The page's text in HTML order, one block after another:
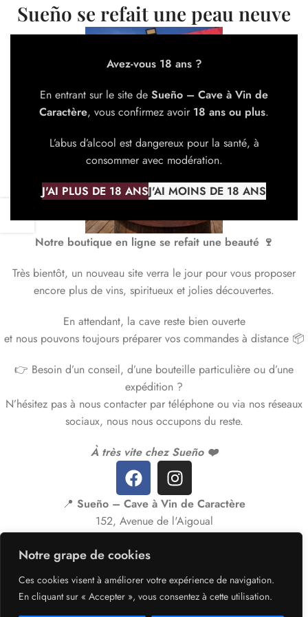
Avez-vous 18 ans ?
En entrant sur le site de Sueño – Cave à Vin de
Caractère, vous confirmez avoir 18 ans ou plus.
L’abus d’alcool est dangereux pour la santé, à
consommer avec modération.
J'AI PLUS DE 18 ANSJ'AI MOINS DE 18 ANS
Notre grape de cookies
Ces cookies visent à améliorer votre expérience de navigation.
En cliquant sur « Accepter », vous consentez à cette utilisation.
Sueño se refait une peau neuve
Notre boutique en ligne se refait une beauté 🍷
Très bientôt, un nouveau site verra le jour pour vous proposer
encore plus de vins, spiritueux et jolies découvertes.
En attendant, la cave reste bien ouverte
et nous pouvons toujours préparer vos commandes à distance 📦
👉 Besoin d’un conseil, d’une bouteille particulière ou d’une
expédition ?
N’hésitez pas à nous contacter par téléphone ou via nos réseaux
sociaux, nous nous occupons du reste.
À très vite chez Sueño ❤️
📍 Sueño – Cave à Vin de Caractère
152, Avenue de l'Aigoual
30260 Quissac
10h00 – 12h30
15h30 – 19h00